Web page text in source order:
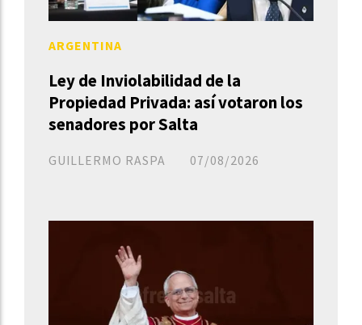
Ley de Inviolabilidad de la
Propiedad Privada: así votaron los
senadores por Salta
GUILLERMO RASPA
ARGENTINA
07/08/2026